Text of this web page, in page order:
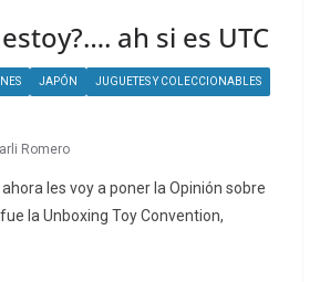
ah si es UTC
JAPÓN JUGUETES Y COLECCIONABLES
Romero
les voy a poner la Opinión sobre
la Unboxing Toy Convention,